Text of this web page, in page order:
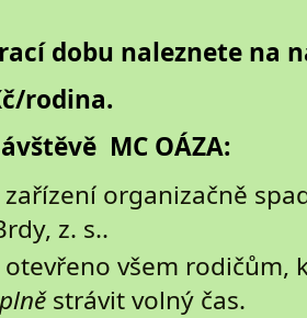
dobu naleznete na
rodina.
MC OÁZA:
zařízení organizačně
z. s..
otevřeno všem rodičům,
strávit volný čas.